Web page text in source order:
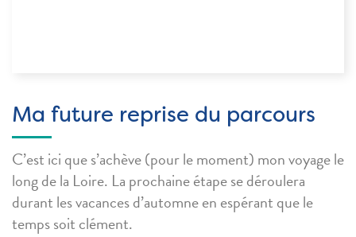
Ma future reprise du parcours
C’est ici que s’achève (pour le moment) mon voyage le
long de la Loire. La prochaine étape se déroulera
durant les vacances d’automne en espérant que le
temps soit clément.